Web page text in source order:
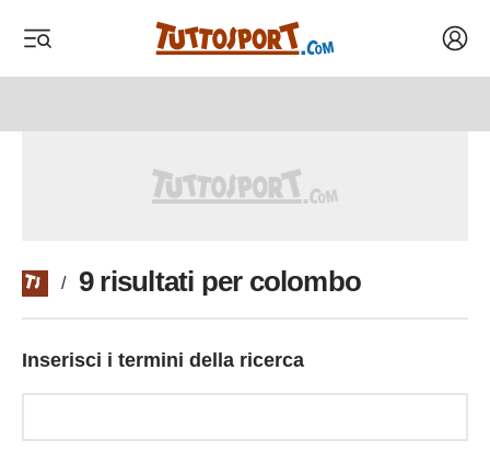
/ 9 risultati per colombo
Inserisci i termini della ricerca